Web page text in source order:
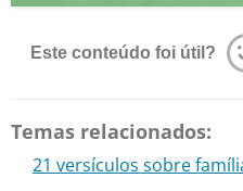
Este conteúdo foi útil?
Temas relacionados:
21 versículos sobre